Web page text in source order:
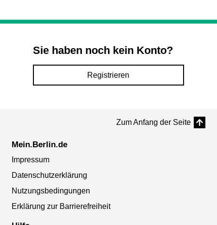
Sie haben noch kein Konto?
Registrieren
Zum Anfang der Seite
Mein.Berlin.de
Impressum
Datenschutzerklärung
Nutzungsbedingungen
Erklärung zur Barrierefreiheit